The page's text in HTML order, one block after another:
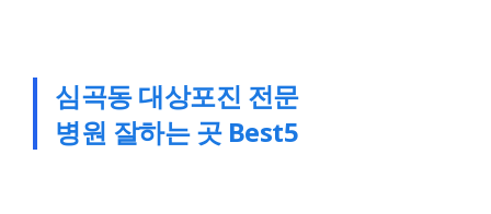
심곡동 대상포진 전문
병원 잘하는 곳 Best5